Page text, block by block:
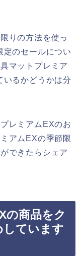
りの方法を使っ
定のセールについ
マットプレミア
いるかどうかは分
レミアムEXのお
アムEXの季節限
できたらシェア
の商品をク
しています